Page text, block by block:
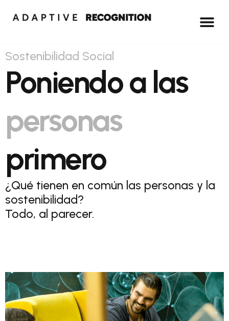
Sostenibilidad Social
Poniendo a las
personas
primero
¿Qué tienen en común las personas y la
sostenibilidad?
Todo, al parecer.